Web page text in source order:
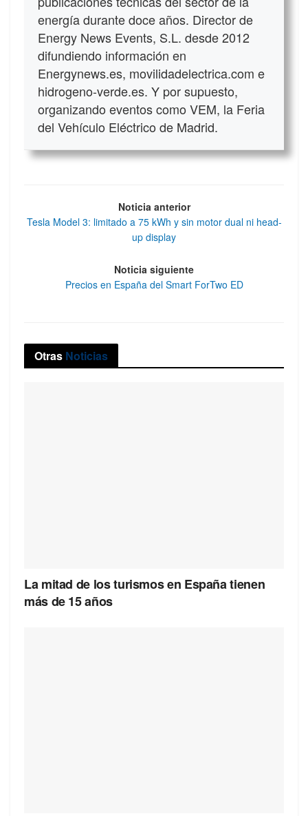
energía durante doce años. Director de
Energy News Events, S.L. desde 2012
difundiendo información en
Energynews.es, movilidadelectrica.com e
hidrogeno-verde.es. Y por supuesto,
organizando eventos como VEM, la Feria
del Vehículo Eléctrico de Madrid.
Noticia anterior
Tesla Model 3: limitado a 75 kWh y sin motor dual ni head-
up display
Noticia siguiente
Precios en España del Smart ForTwo ED
Otras Noticias
La mitad de los turismos en España tienen
más de 15 años